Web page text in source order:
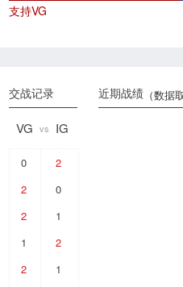
支持VG
近期战绩（数据
交战记录
VG vs IG
0
2
2
0
2
1
1
2
2
1